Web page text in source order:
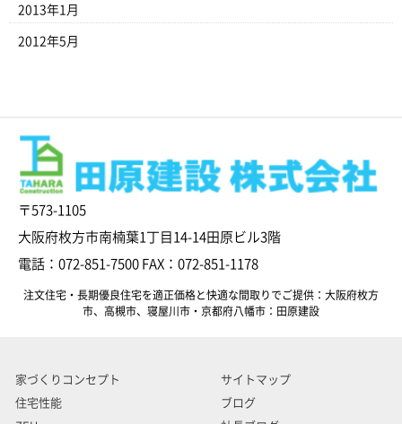
2013年1月
2012年5月
〒573-1105
大阪府枚方市南楠葉1丁目14-14田原ビル3階
電話：072-851-7500 FAX：072-851-1178
注文住宅・長期優良住宅を適正価格と快適な間取りでご提供：大阪府枚方
市、高槻市、寝屋川市・京都府八幡市：田原建設
家づくりコンセプト
住宅性能
サイトマップ
ブログ